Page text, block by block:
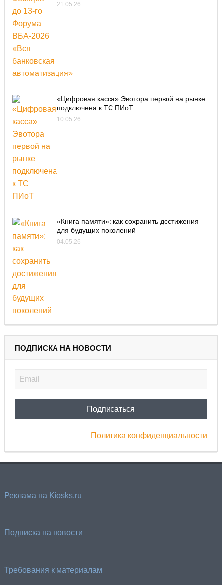
21.05.26
«Цифровая касса» Эвотора первой на рынке
подключена к ТС ПИоТ
10.05.26
«Книга памяти»: как сохранить достижения
для будущих поколений
04.05.26
ПОДПИСКА НА НОВОСТИ
Политика конфиденциальности
Реклама на Kiosks.ru
Подписка на новости
Требования к материалам